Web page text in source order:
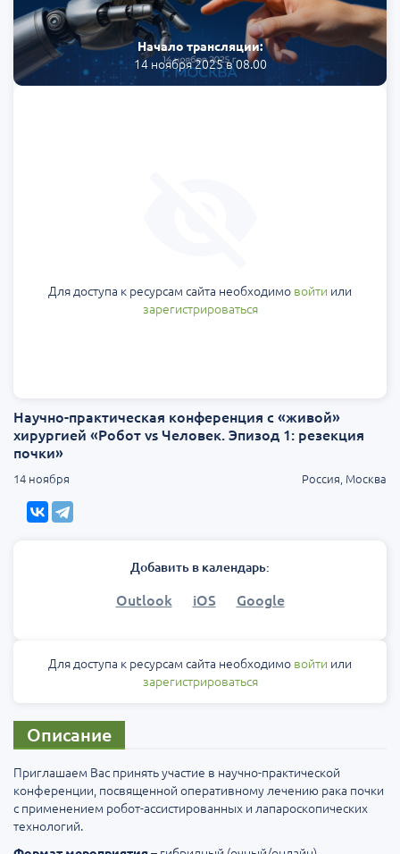
Начало трансляции:
14 ноября 2025 в 08.00
Для доступа к ресурсам сайта необходимо войти или
зарегистрироваться
Научно-практическая конференция с «живой»
хирургией «Робот vs Человек. Эпизод 1: резекция
почки»
14 ноября Россия, Москва
Добавить в календарь:
Outlook iOS Google
Для доступа к ресурсам сайта необходимо войти или
зарегистрироваться
Описание
Приглашаем Вас принять участие в научно-практической
конференции, посвященной оперативному лечению рака почки
с применением робот-ассистированных и лапароскопических
технологий.